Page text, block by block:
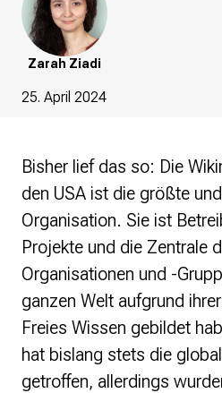
Wiktionary
Wikiversity
Wikivoyage
Über uns
Strategische Ausrichtung 2030
Ansprechpartner*innen
Transparenz
Presse
Zum Inhalt überspringen
Zarah Ziadi
25. April 2024
Bisher lief das so: Die
den USA ist die größte
Organisation. Sie ist
Projekte und die Zentrale
Organisationen und -
ganzen Welt aufgrund
Freies Wissen gebildet
hat bislang stets die
getroffen, allerdings